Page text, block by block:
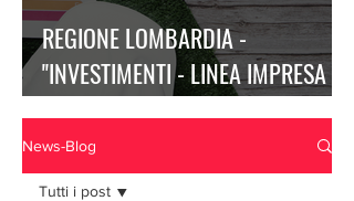
REGIONE LOMBARDIA -
"INVESTIMENTI - LINEA IMPRESA
EFFICIENTE"
News-Blog
Tutti i post